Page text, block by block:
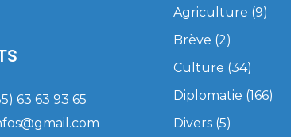
63 63 93 65
Agriculture (9)
Brève (2)
Culture (34)
Diplomatie (166)
Divers(5)